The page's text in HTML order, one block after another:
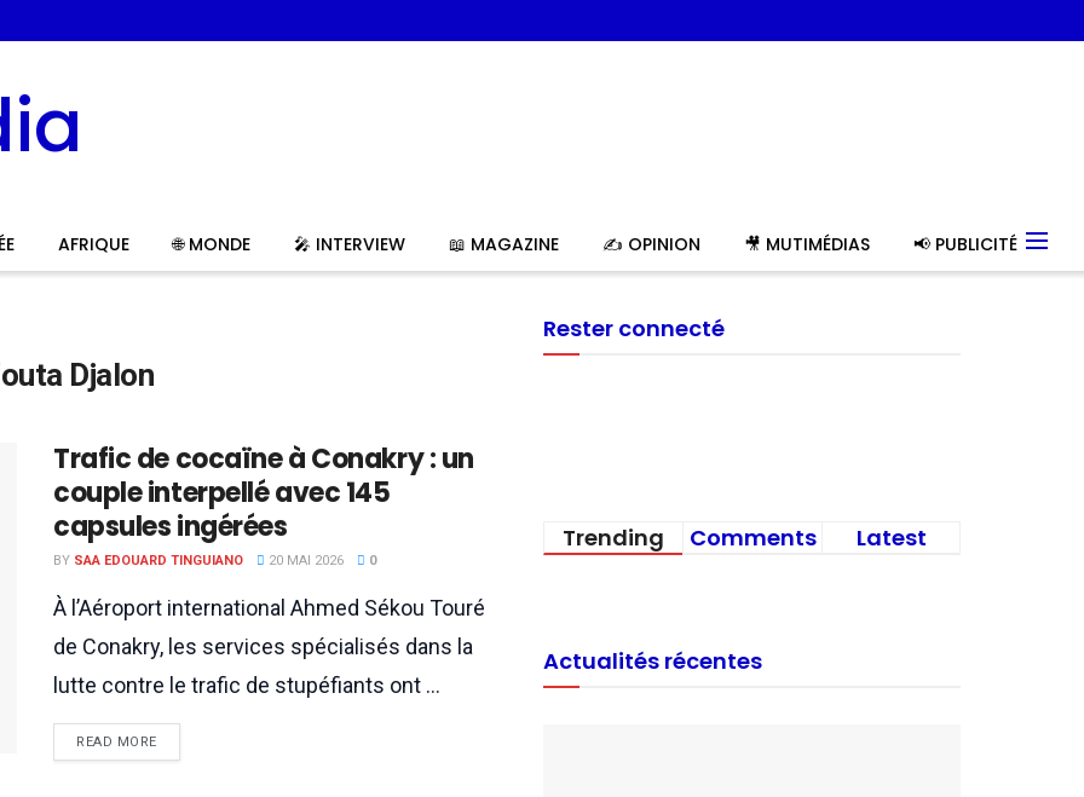
AFRIQUE 🌐 MONDE 🎤 INTERVIEW 📖 MAGAZINE ✍️ OPINION 🎥 MUTIMÉDIAS 📢 PUBLICITÉ
Djalon
Trafic de cocaïne à Conakry : un
couple interpellé avec 145
capsules ingérées
BY SAA EDOUARD TINGUIANO 20 MAI 2026 0
À l’Aéroport international Ahmed Sékou Touré
de Conakry, les services spécialisés dans la
lutte contre le trafic de stupéfiants ont ...
READ MORE
Rester connecté
Trending Comments Latest
Actualités récentes